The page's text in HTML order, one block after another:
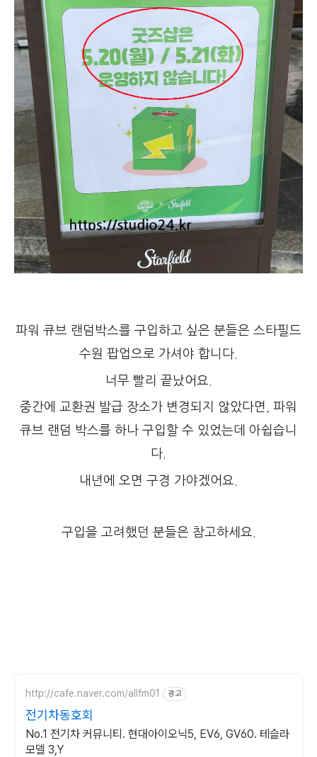
파워 큐브 랜덤박스를 구입하고 싶은 분들은 스타필드
수원 팝업으로 가셔야 합니다.
너무 빨리 끝났어요.
중간에 교환권 발급 장소가 변경되지 않았다면, 파워
큐브 랜덤 박스를 하나 구입할 수 있었는데 아쉽습니
다.
내년에 오면 구경 가야겠어요.
구입을 고려했던 분들은 참고하세요.
http://cafe.naver.com/allfm01 광고
전기차동호회
No.1 전기차 커뮤니티. 현대아이오닉5, EV6, GV60. 테슬라
모델 3,Y